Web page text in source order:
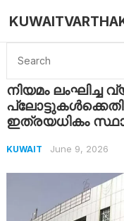
Home Kuwait
നിയമം ലംഘിച്ച
ഇത്രയധികം
KUWAIT June 9, 2026